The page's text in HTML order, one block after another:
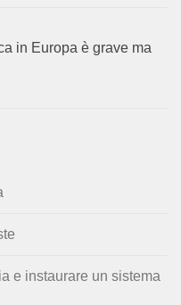
in Europa è grave ma
e instaurare un sistema